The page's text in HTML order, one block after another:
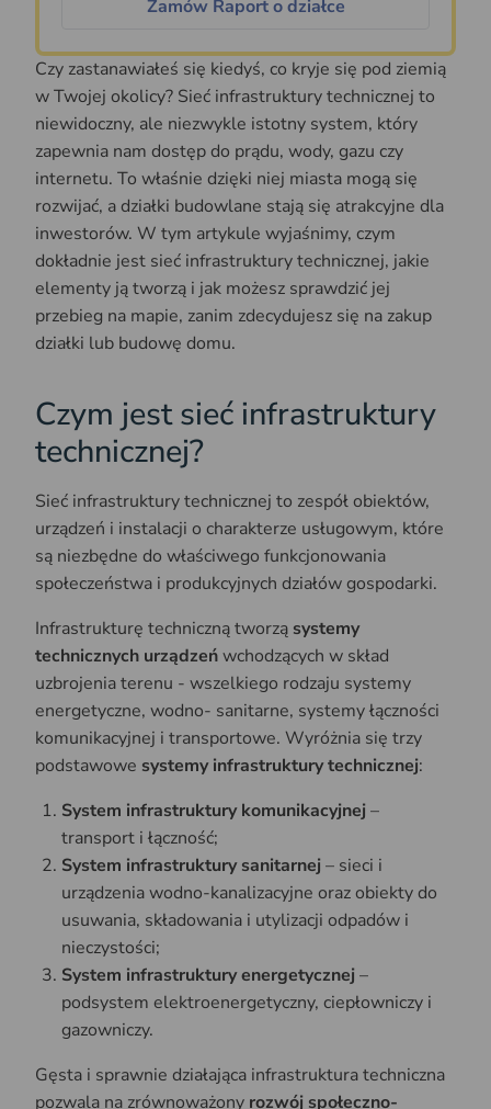
Zamów Raport o działce
Czy zastanawiałeś się kiedyś, co kryje się pod ziemią
w Twojej okolicy? Sieć infrastruktury technicznej to
niewidoczny, ale niezwykle istotny system, który
zapewnia nam dostęp do prądu, wody, gazu czy
internetu. To właśnie dzięki niej miasta mogą się
rozwijać, a działki budowlane stają się atrakcyjne dla
inwestorów. W tym artykule wyjaśnimy, czym
dokładnie jest sieć infrastruktury technicznej, jakie
elementy ją tworzą i jak możesz sprawdzić jej
przebieg na mapie, zanim zdecydujesz się na zakup
działki lub budowę domu.
Czym jest sieć infrastruktury
technicznej?
Sieć infrastruktury technicznej to zespół obiektów,
urządzeń i instalacji o charakterze usługowym, które
są niezbędne do właściwego funkcjonowania
społeczeństwa i produkcyjnych działów gospodarki.
Infrastrukturę techniczną tworzą systemy
technicznych urządzeńwchodzących w skład
uzbrojenia terenu - wszelkiego rodzaju systemy
energetyczne, wodno- sanitarne, systemy łączności
komunikacyjnej i transportowe. Wyróżnia się trzy
podstawowe systemy infrastruktury technicznej:
System infrastruktury komunikacyjnej–
transport i łączność;
System infrastruktury sanitarnej– sieci i
urządzenia wodno-kanalizacyjne oraz obiekty do
usuwania, składowania i utylizacji odpadów i
nieczystości;
System infrastruktury energetycznej–
podsystem elektroenergetyczny, ciepłowniczy i
gazowniczy.
Gęsta i sprawnie działająca infrastruktura techniczna
pozwala na zrównoważony rozwój społeczno-